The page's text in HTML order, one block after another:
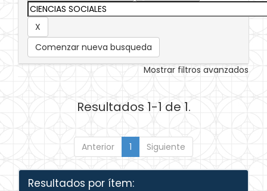
Comenzar nueva busqueda
Mostrar filtros avanzados
Resultados 1-1 de 1.
Anterior 1 Siguiente
Resultados por ítem: